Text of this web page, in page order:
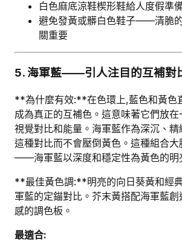
白色麻底涼鞋楔形鞋給人度假準
避免發黃或髒白色鞋子——清脆
關重要
5. 海軍藍——引人注目的互補對
**為什麼有效:**在色環上,藍色和黃色
成為真正的互補色。這意味著它們放
視覺對比和能量。海軍藍作為深沉、精
這種對比而不會壓倒黃色。這種組合
——海軍藍以深度和穩定性為黃色的明
**最佳黃色調:**明亮的向日葵黃和經
軍藍的定錨對比。芥末黃搭配海軍藍
感的調色板。
最適合: